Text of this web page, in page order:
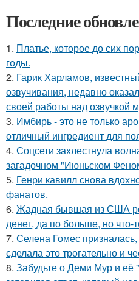
Последние
1. Платье, которое до сих
годы.
2. Гарик Харламов,
озвучивания, недавно
своей работы над озвучкой
3. Имбирь - это не только
отличный ингредиент для
4. Соцсети захлестнула
загадочном "Июньском
5. Генри кавилл снова
фанатов.
6. Жадная бывшая из США
денег, да по больше, но
7. Селена Гомес
сделала это трогательно и
8. Забудьте о Деми Мур и её